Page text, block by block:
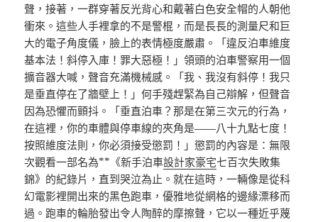
聲，接著，一群穿著反光背心和戴著白色安全帽的人朝他
衝來。這些人手裡拿的不是警棍，而是長長的測量尺和巨
大的電子角度儀，臉上的表情極度嚴肅。「違反泊車維度
基本法！斜停入庫！罪大惡極！」領頭的泊車警察用一個
擴音器大喊，聲音充滿機械感。「我、我沒有斜停！我只
是垂直停在了牆壁上！」何手殘趕緊為自己辯解，但聲音
因為恐懼而顫抖。「垂直泊車？那是在第三次元的行為，
在這裡，你的車體與停車線的夾角是——八十九點七度！
按照維度法則，你必須接受懲罰！」懲罰的內容是：無限
次觀看一部名為**《新手泊車設計家豪宅七百次失敗集
錦》的紀錄片，直到哭泣為止。就在這時，一輛像是從科
幻電影裡開出來的黑色跑車，優雅地從網格的邊緣漂移而
過。跑車的輪胎發出令人陶醉的摩擦聲，它以一種近乎蔑